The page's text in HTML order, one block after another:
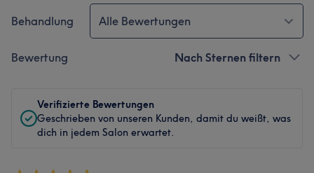
Behandlung Alle Bewertungen
Bewertung Nach Sternen filtern
Verifizierte Bewertungen
Geschrieben von unseren Kunden, damit du weißt, was
dich in jedem Salon erwartet.